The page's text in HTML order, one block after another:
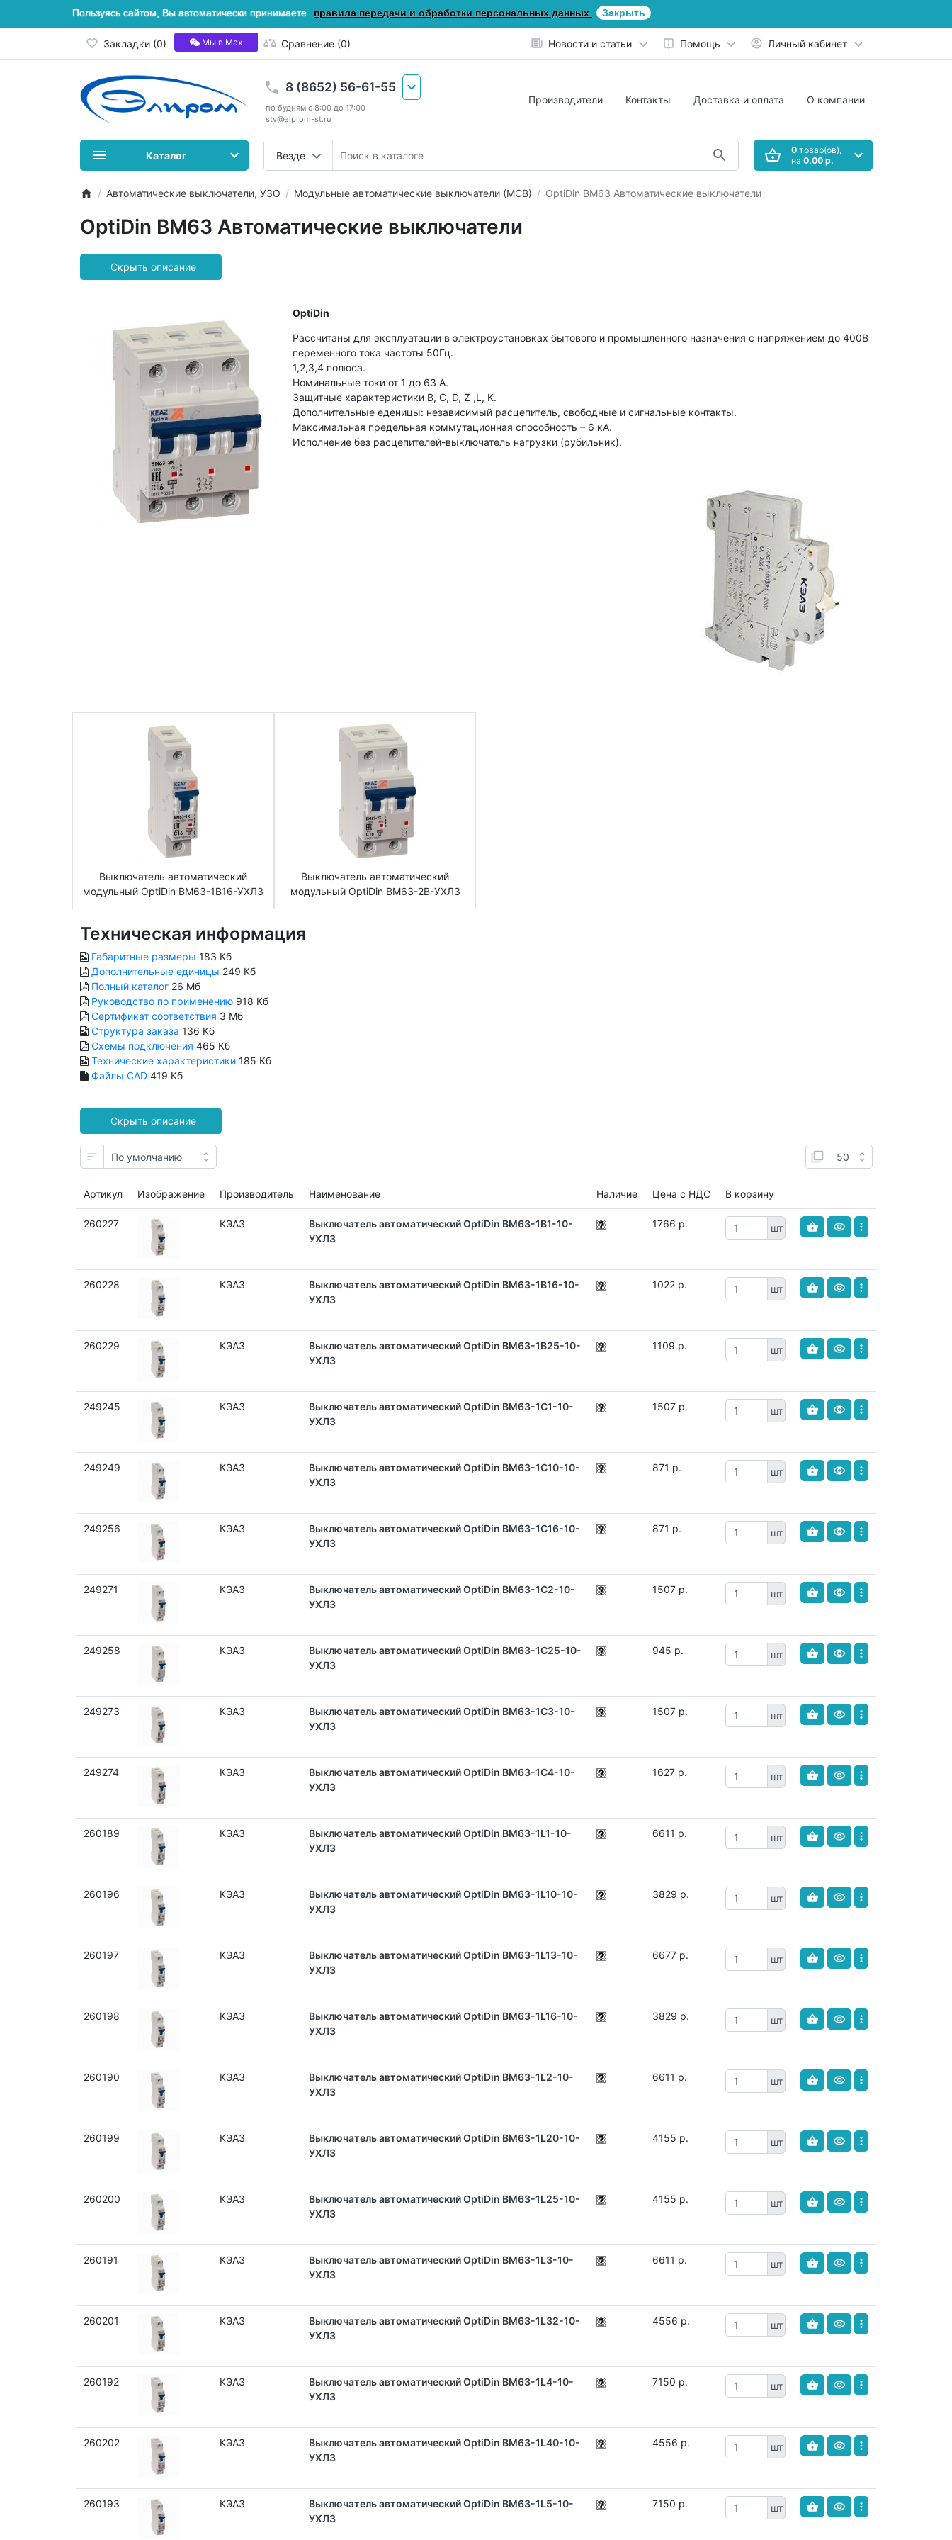
Пользуясь сайтом, Вы автоматически принимаете правила передачи и обработки персональных данных Закрыть
Закладки (0) Мы в Мах Сравнение (0) Новости и статьи Помощь Личный кабинет
8 (8652) 56-61-55
по будням с 8:00 до 17:00
stv@elprom-st.ru
Везде
Производители Контакты Доставка и оплата О компании
0товар(ов),
на 0.00 р.
Каталог
Автоматические выключатели, УЗО Модульные автоматические выключатели (МСВ) OptiDin ВМ63 Автоматические выключатели
OptiDin ВМ63 Автоматические выключатели
OptiDin
Рассчитаны для эксплуатации в электроустановках бытового и промышленного назначения с напряжением до 400В
переменного тока частоты 50Гц.
1,2,3,4 полюса.
Номинальные токи от 1 до 63 А.
Защитные характеристики В, С, D, Z ,L, K.
Дополнительные еденицы: независимый расцепитель, свободные и сигнальные контакты.
Максимальная предельная коммутационная способность – 6 кА.
Исполнение без расцепителей-выключатель нагрузки (рубильник).
Выключатель автоматический
модульный OptiDin BM63-1B16-УХЛ3
Выключатель автоматический
модульный OptiDin BM63-2B-УХЛ3
Техническая информация
Габаритные размеры 183 Кб
Дополнительные единицы 249 Кб
Полный каталог 26 Мб
Руководство по применению 918 Кб
Сертификат соответствия 3 Мб
Структура заказа 136 Кб
Схемы подключения 465 Кб
Технические характеристики 185 Кб
Файлы CAD 419 Кб
Артикул Изображение Производитель Наименование Наличие Цена с НДС В корзину
260227 КЭАЗ
Выключатель автоматический OptiDin BM63-1B1-10-
УХЛ3
1766 р. шт
260228 КЭАЗ
Выключатель автоматический OptiDin BM63-1B16-10-
УХЛ3
1022 р. шт
260229 КЭАЗ
Выключатель автоматический OptiDin BM63-1B25-10-
УХЛ3
1109 р. шт
249245 КЭАЗ
Выключатель автоматический OptiDin BM63-1C1-10-
УХЛ3
1507 р. шт
249249 КЭАЗ
Выключатель автоматический OptiDin BM63-1C10-10-
УХЛ3
871 р. шт
249256 КЭАЗ
Выключатель автоматический OptiDin BM63-1C16-10-
УХЛ3
871 р. шт
249271 КЭАЗ
Выключатель автоматический OptiDin BM63-1C2-10-
УХЛ3
1507 р. шт
249258 КЭАЗ
Выключатель автоматический OptiDin BM63-1C25-10-
УХЛ3
945 р. шт
249273 КЭАЗ
Выключатель автоматический OptiDin BM63-1C3-10-
УХЛ3
1507 р. шт
249274 КЭАЗ
Выключатель автоматический OptiDin BM63-1C4-10-
УХЛ3
1627 р. шт
260189 КЭАЗ
Выключатель автоматический OptiDin BM63-1L1-10-
УХЛ3
6611 р. шт
260196 КЭАЗ
Выключатель автоматический OptiDin BM63-1L10-10-
УХЛ3
3829 р. шт
260197 КЭАЗ
Выключатель автоматический OptiDin BM63-1L13-10-
УХЛ3
6677 р. шт
260198 КЭАЗ
Выключатель автоматический OptiDin BM63-1L16-10-
УХЛ3
3829 р. шт
260190 КЭАЗ
Выключатель автоматический OptiDin BM63-1L2-10-
УХЛ3
6611 р. шт
260199 КЭАЗ
Выключатель автоматический OptiDin BM63-1L20-10-
УХЛ3
4155 р. шт
260200 КЭАЗ
Выключатель автоматический OptiDin BM63-1L25-10-
УХЛ3
4155 р. шт
260191 КЭАЗ
Выключатель автоматический OptiDin BM63-1L3-10-
УХЛ3
6611 р. шт
260201 КЭАЗ
Выключатель автоматический OptiDin BM63-1L32-10-
УХЛ3
4556 р. шт
260192 КЭАЗ
Выключатель автоматический OptiDin BM63-1L4-10-
УХЛ3
7150 р. шт
260202 КЭАЗ
Выключатель автоматический OptiDin BM63-1L40-10-
УХЛ3
4556 р. шт
260193 КЭАЗ
Выключатель автоматический OptiDin BM63-1L5-10-
УХЛ3
7150 р. шт